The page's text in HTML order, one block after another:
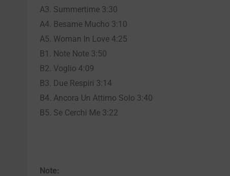
A3. Summertime 3:30
A4. Besame Mucho 3:10
A5. Woman In Love 4:25
B1. Note Note 3:50
B2. Voglio 4:09
B3. Due Respiri 3:14
B4. Ancora Un Attimo Solo 3:40
B5. Se Cerchi Me 3:22
Note: